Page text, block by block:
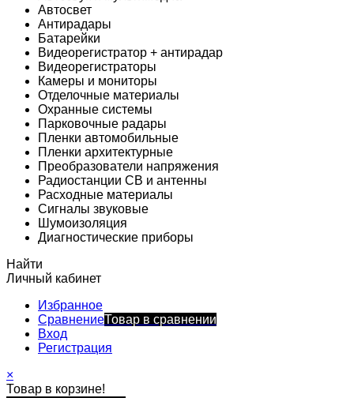
Автосвет
Антирадары
Батарейки
Видеорегистратор + антирадар
Видеорегистраторы
Камеры и мониторы
Отделочные материалы
Охранные системы
Парковочные радары
Пленки автомобильные
Пленки архитектурные
Преобразователи напряжения
Радиостанции CB и антенны
Расходные материалы
Сигналы звуковые
Шумоизоляция
Диагностические приборы
Найти
Личный кабинет
Избранное
СравнениеТовар в сравнении
Вход
Регистрация
×
Товар в корзине!